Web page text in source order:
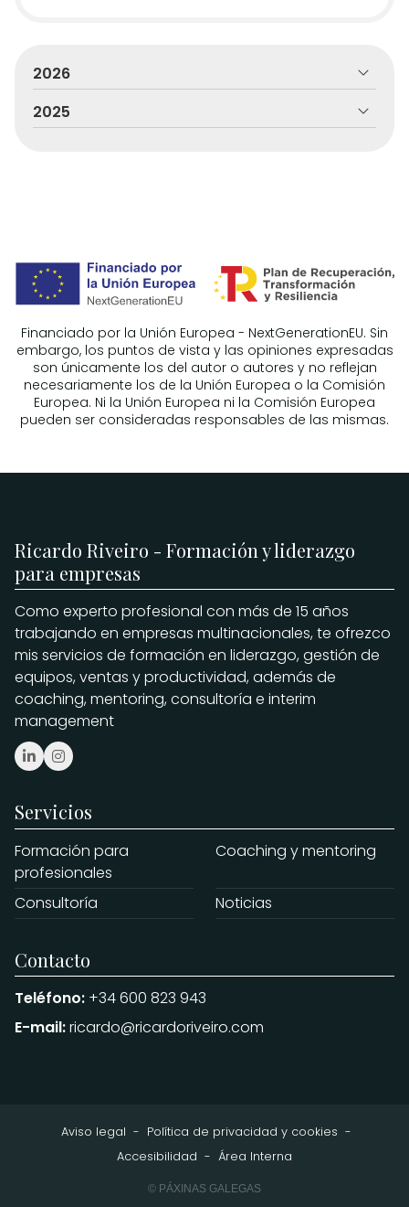
2026
2025
Financiado por la Unión Europea - NextGenerationEU. Sin
embargo, los puntos de vista y las opiniones expresadas
son únicamente los del autor o autores y no reflejan
necesariamente los de la Unión Europea o la Comisión
Europea. Ni la Unión Europea ni la Comisión Europea
pueden ser consideradas responsables de las mismas.
Ricardo Riveiro - Formación y liderazgo
para empresas
Como experto profesional con más de 15 años
trabajando en empresas multinacionales, te ofrezco
mis servicios de formación en liderazgo, gestión de
equipos, ventas y productividad, además de
coaching, mentoring, consultoría e interim
management
Servicios
Formación para
profesionales
Coaching y mentoring
Consultoría Noticias
Contacto
Teléfono: +34 600 823 943
E-mail:ricardo@ricardoriveiro.com
Aviso legal - Política de privacidad y cookies -
Accesibilidad - Área Interna
© PÁXINAS GALEGAS